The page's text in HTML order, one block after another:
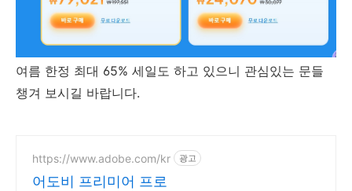
여름 한정 최대 65% 세일도 하고 있으니 관심있는 문들
챙겨 보시길 바랍니다.
https://www.adobe.com/kr 광고
어도비 프리미어 프로